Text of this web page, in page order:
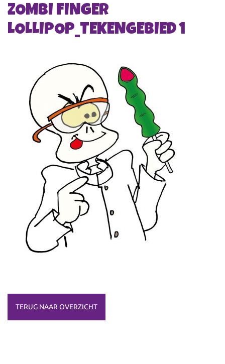
ZOMBI FINGER
LOLLIPOP_TEKENGEBIED 1
TERUG NAAR OVERZICHT